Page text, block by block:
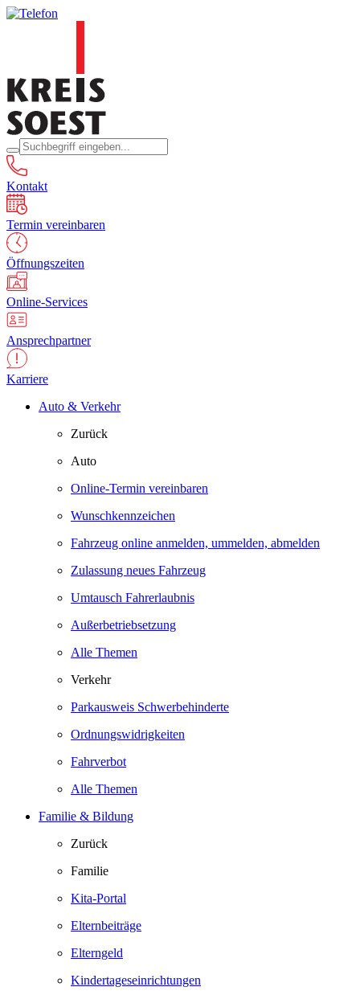
Kontakt
Termin vereinbaren
Öffnungszeiten
Online-Services
Ansprechpartner
Karriere
Auto & Verkehr
Zurück
Auto
Online-Termin vereinbaren
Wunschkennzeichen
Fahrzeug online anmelden, ummelden, abmelden
Zulassung neues Fahrzeug
Umtausch Fahrerlaubnis
Außerbetriebsetzung
Alle Themen
Verkehr
Parkausweis Schwerbehinderte
Ordnungswidrigkeiten
Fahrverbot
Alle Themen
Familie & Bildung
Zurück
Familie
Kita-Portal
Elternbeiträge
Elterngeld
Kindertageseinrichtungen